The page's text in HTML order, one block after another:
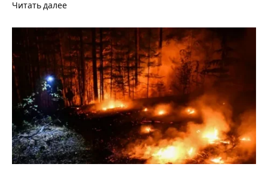
Читать далее